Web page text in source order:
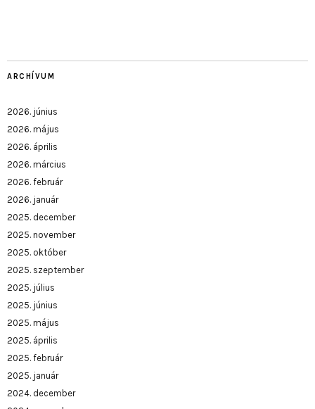
ARCHÍVUM
2026. június
2026. május
2026. április
2026. március
2026. február
2026. január
2025. december
2025. november
2025. október
2025. szeptember
2025. július
2025. június
2025. május
2025. április
2025. február
2025. január
2024. december